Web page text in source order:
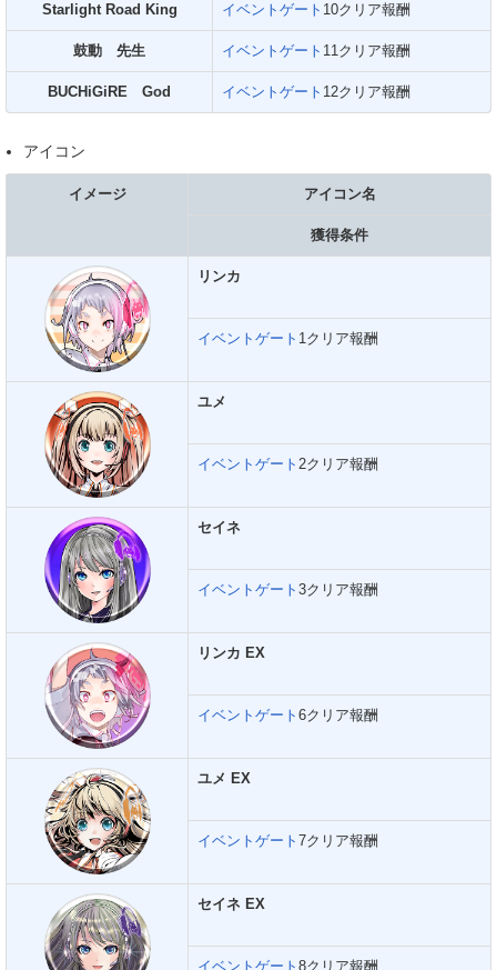
Starlight Road King イベントゲート 10クリア報酬
鼓動 先生 イベントゲート 11クリア報酬
BUCHiGiRE God イベントゲート 12クリア報酬
アイコン
イメージ アイコン名
獲得条件
リンカ
イベントゲート 1クリア報酬
ユメ
イベントゲート 2クリア報酬
セイネ
イベントゲート 3クリア報酬
リンカ EX
イベントゲート 6クリア報酬
ユメ EX
イベントゲート 7クリア報酬
セイネ EX